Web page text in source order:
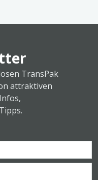
TransPak
attraktiven